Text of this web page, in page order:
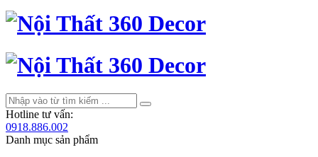
Hotline tư vấn:
0918.886.002
Danh mục sản phẩm